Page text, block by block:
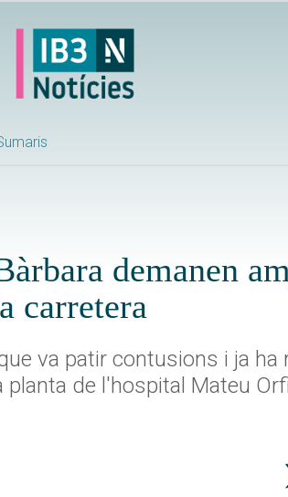
demanen
carretera
va patir contusions i ja ha
de l'hospital Mateu